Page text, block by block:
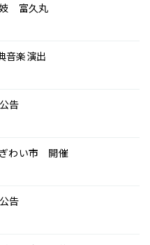
妓 富久丸
音楽演出
告
わい市 開催
告